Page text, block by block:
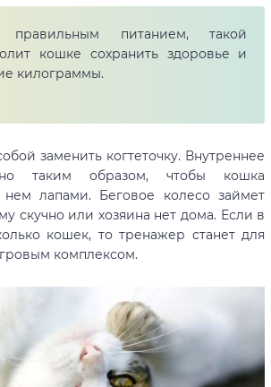
питанием, такой
кошке сохранить здоровье и
килограммы.
заменить когтеточку. Внутреннее
таким образом, чтобы кошка
лапами. Беговое колесо займет
скучно или хозяина нет дома. Если в
кошек, то тренажер станет для
комплексом.